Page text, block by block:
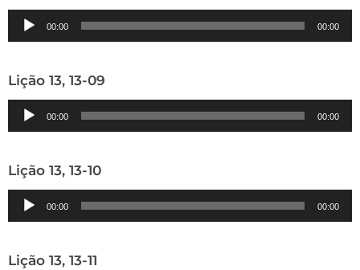
Tocador
de
00:00 00:00
Lição 13, 13-09
Tocador
de
00:00 00:00
Lição 13, 13-10
Tocador
de
00:00 00:00
Lição 13, 13-11